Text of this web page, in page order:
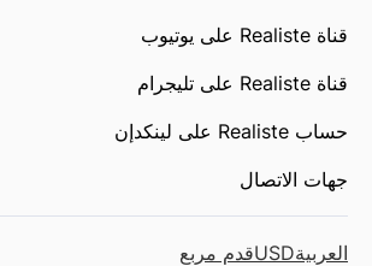
قناة Realiste على يوتيوب
قناة Realiste على تليجرام
حساب Realiste على لينكدإن
جهات الاتصال
العربيةUSDقدم مربع